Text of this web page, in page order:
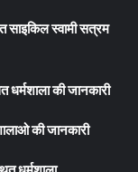
स्वामी सत्रम
की जानकारी
की जानकारी